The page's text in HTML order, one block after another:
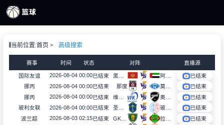
播
闻
当前位置:首页 高级搜索
赛事 时间 状态 对阵 直播源
国际友谊 2026-08-04 00:00已结束
已结束
挪丙
2026-08-04 00:00已结束 那度
已结束
挪丙
2026-08-04 00:00已结束
已结束
玻利女联
2026-08-04 00:00已结束
已结束
波兰超
2026-08-03 02:15已结束
已结束